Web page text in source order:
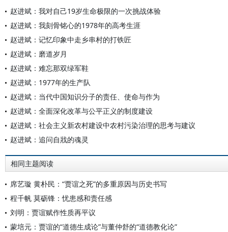
赵进斌：我对自己19岁生命极限的一次挑战体验
赵进斌：我刻骨铭心的1978年的高考生涯
赵进斌：记忆印象中走乡串村的打铁匠
赵进斌：磨道岁月
赵进斌：难忘那双绿军鞋
赵进斌：1977年的生产队
赵进斌：当代中国知识分子的责任、使命与作为
赵进斌：全面深化改革与公平正义的制度建设
赵进斌：社会主义新农村建设中农村污染治理的思考与建议
赵进斌：追问自戕的魂灵
相同主题阅读
席艺璇 黄朴民：“贾谊之死”的多重原因与历史书写
程千帆 莫砺锋：忧患感和责任感
刘明：贾谊赋作性质再平议
蒙培元：贾谊的“道德生成论”与董仲舒的“道德教化论”